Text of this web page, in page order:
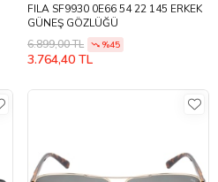
FILA SF9930 0E66 54 22 145 ERKEK
GÜNEŞ GÖZLÜĞÜ
6.899,00 TL
%45
3.764,40 TL